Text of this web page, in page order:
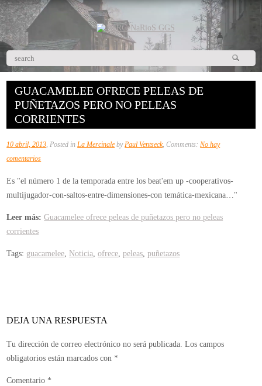
GUACAMELEE OFRECE PELEAS DE
PUÑETAZOS PERO NO PELEAS
CORRIENTES
10 abril, 2013, Posted inLa Mercinale byPaul Ventseck, Comments:No hay
comentariosen
ofrece
peleas
de
no
Es "el número 1 de la temporada entre los beat'em up -cooperativos-
multijugador-con-saltos-entre-dimensiones-con temática-mexicana…"
Leer más: Guacamelee ofrece peleas de puñetazos pero no peleas
corrientes
Tags: guacamelee, Noticia,ofrece,peleas,puñetazos
DEJA UNA RESPUESTA
Tu dirección de correo electrónico no será publicada. Los campos
obligatorios están marcados con *
Comentario *